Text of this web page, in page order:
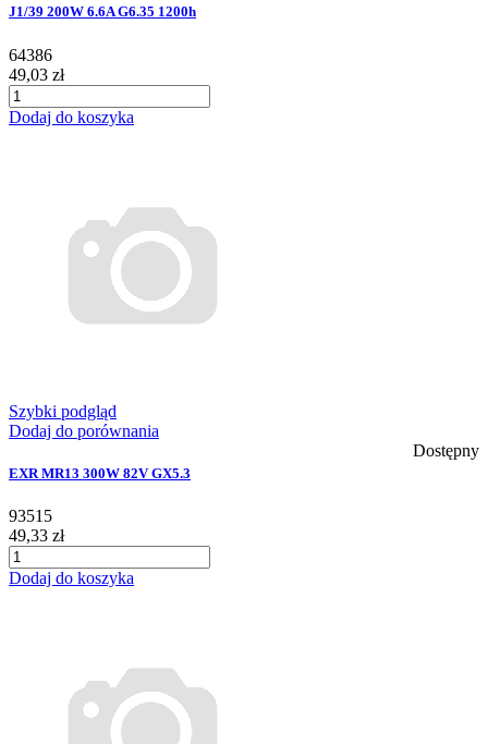
J1/39 200W 6.6A G6.35 1200h
64386
49,03 zł
Dodaj do koszyka
Szybki podgląd
Dodaj do porównania
Dostępny
EXR MR13 300W 82V GX5.3
93515
49,33 zł
Dodaj do koszyka